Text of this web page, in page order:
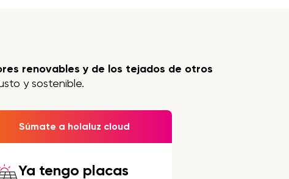
renovables y de los tejados de otros
y sostenible.
Súmate a holaluz cloud
Ya tengo placas